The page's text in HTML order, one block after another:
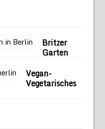
Britzer
Garten
Vegan-
Vegetarisches